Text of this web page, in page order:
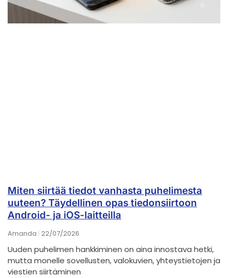
Miten siirtää tiedot vanhasta puhelimesta
uuteen? Täydellinen opas tiedonsiirtoon
Android- ja iOS-laitteilla
Amanda 22/07/2026
Uuden puhelimen hankkiminen on aina innostava hetki,
mutta monelle sovellusten, valokuvien, yhteystietojen ja
viestien siirtäminen